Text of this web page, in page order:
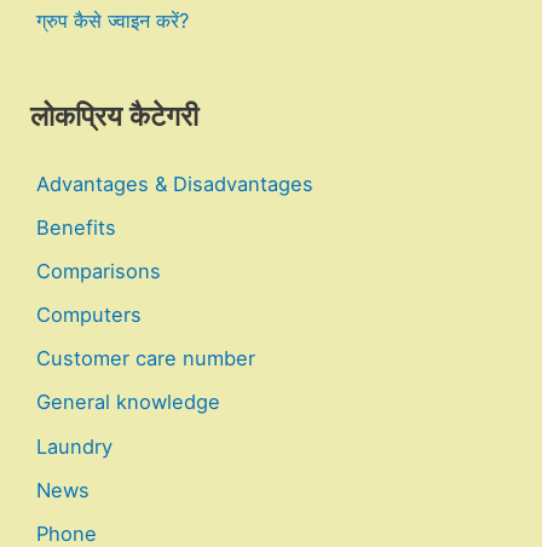
ग्रुप कैसे ज्वाइन करें?
लोकप्रिय कैटेगरी
Advantages & Disadvantages
Benefits
Comparisons
Computers
Customer care number
General knowledge
Laundry
News
Phone